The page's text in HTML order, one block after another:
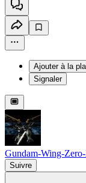
Ajouter à la
Signaler
Gundam-Wing-
Suivre